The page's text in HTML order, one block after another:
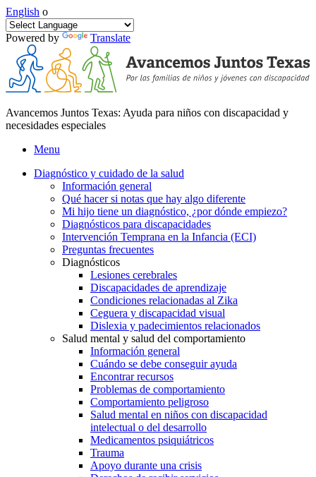
English o
Powered by Translate
Avancemos Juntos Texas: Ayuda para niños con discapacidad y
necesidades especiales
Menu
Diagnóstico y cuidado de la salud
Información general
Qué hacer si notas que hay algo diferente
Mi hijo tiene un diagnóstico, ¿por dónde empiezo?
Diagnósticos para discapacidades
Intervención Temprana en la Infancia (ECI)
Preguntas frecuentes
Diagnósticos
Lesiones cerebrales
Discapacidades de aprendizaje
Condiciones relacionadas al Zika
Ceguera y discapacidad visual
Dislexia y padecimientos relacionados
Salud mental y salud del comportamiento
Información general
Cuándo se debe conseguir ayuda
Encontrar recursos
Problemas de comportamiento
Comportamiento peligroso
Salud mental en niños con discapacidad
intelectual o del desarrollo
Medicamentos psiquiátricos
Trauma
Apoyo durante una crisis